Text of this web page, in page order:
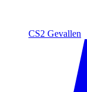
CS2 Gevallen